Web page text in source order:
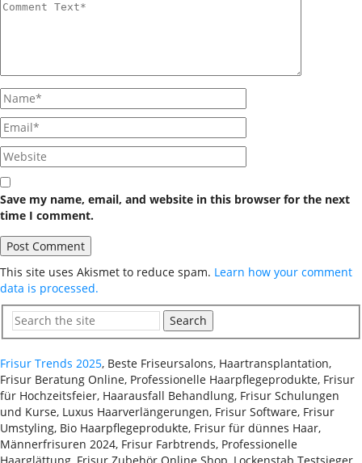
Save my name, email, and website in this browser for the next
time I comment.
This site uses Akismet to reduce spam. Learn how your comment
data is processed.
Search
Frisur Trends 2025, Beste Friseursalons, Haartransplantation,
Frisur Beratung Online, Professionelle Haarpflegeprodukte, Frisur
für Hochzeitsfeier, Haarausfall Behandlung, Frisur Schulungen
und Kurse, Luxus Haarverlängerungen, Frisur Software, Frisur
Umstyling, Bio Haarpflegeprodukte, Frisur für dünnes Haar,
Männerfrisuren 2024, Frisur Farbtrends, Professionelle